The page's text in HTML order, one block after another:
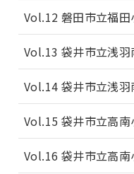
Vol.12 磐田市立福田
Vol.13 袋井市立浅羽
Vol.14 袋井市立浅羽
Vol.15 袋井市立高
Vol.16 袋井市立高